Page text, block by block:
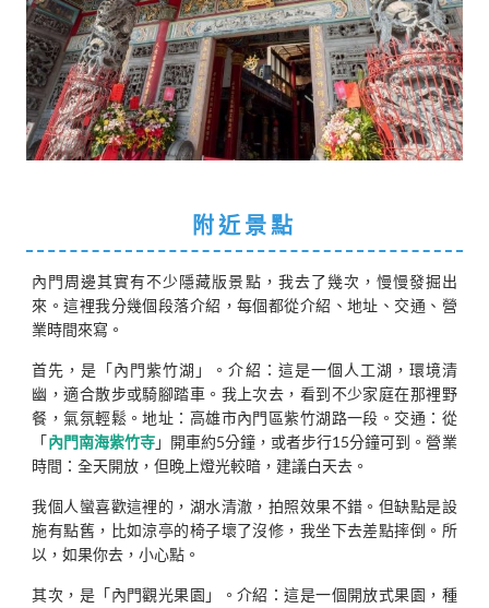
附近景點
內門周邊其實有不少隱藏版景點，我去了幾次，慢慢發掘出
來。這裡我分幾個段落介紹，每個都從介紹、地址、交通、營
業時間來寫。
首先，是「內門紫竹湖」。介紹：這是一個人工湖，環境清
幽，適合散步或騎腳踏車。我上次去，看到不少家庭在那裡野
餐，氣氛輕鬆。地址：高雄市內門區紫竹湖路一段。交通：從
「內門南海紫竹寺」開車約5分鐘，或者步行15分鐘可到。營業
時間：全天開放，但晚上燈光較暗，建議白天去。
我個人蠻喜歡這裡的，湖水清澈，拍照效果不錯。但缺點是設
施有點舊，比如涼亭的椅子壞了沒修，我坐下去差點摔倒。所
以，如果你去，小心點。
其次，是「內門觀光果園」。介紹：這是一個開放式果園，種